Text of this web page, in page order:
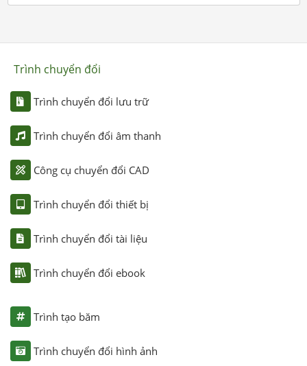
Trình chuyển đổi
Trình chuyển đổi lưu trữ
Trình chuyển đổi âm thanh
Công cụ chuyển đổi CAD
Trình chuyển đổi thiết bị
Trình chuyển đổi tài liệu
Trình chuyển đổi ebook
Trình tạo băm
Trình chuyển đổi hình ảnh